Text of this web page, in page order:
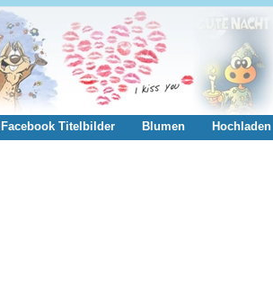
Facebook Titelbilder Blumen Hochladen